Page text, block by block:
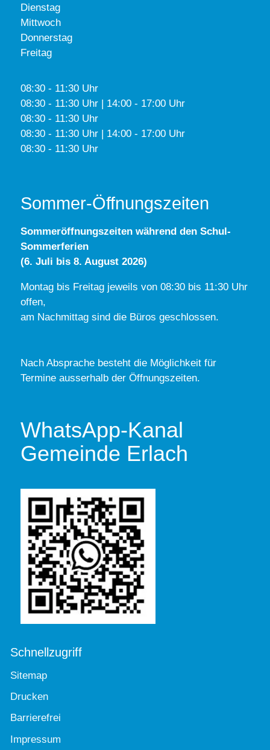
Dienstag
Mittwoch
Donnerstag
Freitag
08:30 - 11:30 Uhr
08:30 - 11:30 Uhr | 14:00 - 17:00 Uhr
08:30 - 11:30 Uhr
08:30 - 11:30 Uhr | 14:00 - 17:00 Uhr
08:30 - 11:30 Uhr
Sommer-Öffnungszeiten
Sommeröffnungszeiten während den Schul-
Sommerferien
(6. Juli bis 8. August 2026)
Montag bis Freitag jeweils von 08:30 bis 11:30 Uhr
offen,
am Nachmittag sind die Büros geschlossen.
Nach Absprache besteht die Möglichkeit für
Termine ausserhalb der Öffnungszeiten.
WhatsApp-Kanal
Gemeinde Erlach
Schnellzugriff
Sitemap
Drucken
Barrierefrei
Impressum